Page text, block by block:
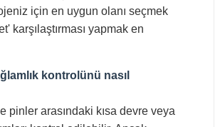
için en uygun olanı seçmek
karşılaştırması yapmak en
kontrolünü nasıl
pinler arasındaki kısa devre veya